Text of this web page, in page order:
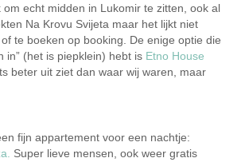
om echt midden in Lukomir te zitten, ook al
Na Krovu Svijeta maar het lijkt niet
te boeken op booking. De enige optie die
in” (het is piepklein) hebt is Etno House
beter uit ziet dan waar wij waren, maar
fijn appartement voor een nachtje:
Super lieve mensen, ook weer gratis